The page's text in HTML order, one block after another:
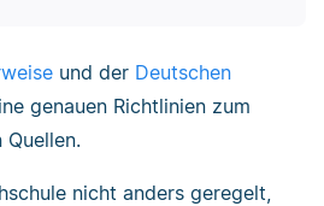
und der Deutschen
genauen Richtlinien zum
Quellen.
nicht anders geregelt,